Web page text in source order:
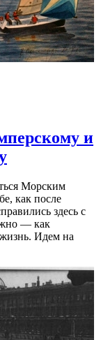
и
Морским
как после
здесь с
— как
Идем на